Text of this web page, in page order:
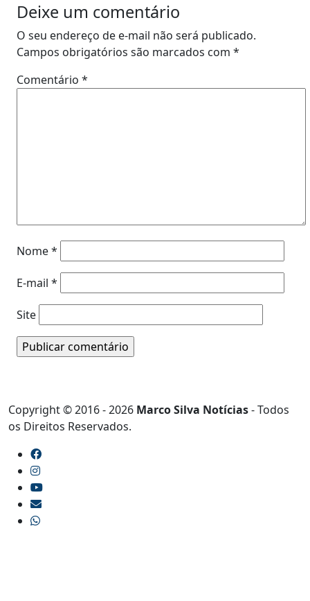
Deixe um comentário
O seu endereço de e-mail não será publicado.
Campos obrigatórios são marcados com *
Comentário *
Nome*
E-mail *
Site
Copyright © 2016 - 2026 Marco Silva Notícias- Todos
os Direitos Reservados.